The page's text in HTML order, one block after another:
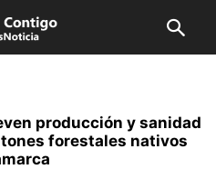
producción y sanidad
forestales nativos